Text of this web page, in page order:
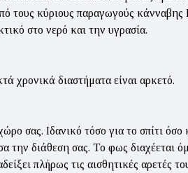
τους κύριους παραγωγούς
στο νερό και την υγρασία.
χρονικά διαστήματα είναι αρκετό.
σας. Ιδανικό τόσο για το σπίτι
την διάθεση σας. Το φως
πλήρως τις αισθητικές αρετές